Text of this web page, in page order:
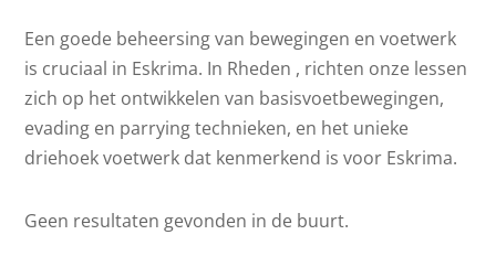
Een goede beheersing van bewegingen en voetwerk
is cruciaal in Eskrima. In Rheden , richten onze lessen
zich op het ontwikkelen van basisvoetbewegingen,
evading en parrying technieken, en het unieke
driehoek voetwerk dat kenmerkend is voor Eskrima.
Geen resultaten gevonden in de buurt.